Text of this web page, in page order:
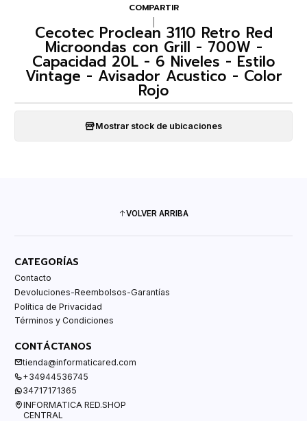
COMPARTIR
Cecotec Proclean 3110 Retro Red
Microondas con Grill - 700W -
Capacidad 20L - 6 Niveles - Estilo
Vintage - Avisador Acustico - Color
Rojo
Mostrar stock de ubicaciones
VOLVER ARRIBA
CATEGORÍAS
Contacto
Devoluciones-Reembolsos-Garantías
Política de Privacidad
Términos y Condiciones
CONTÁCTANOS
tienda@informaticared.com
+34944536745
34717171365
INFORMATICA RED.SHOP
CENTRAL